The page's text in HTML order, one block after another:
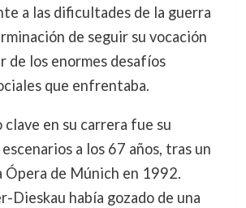
a las dificultades de la guerra
de seguir su vocación
de los enormes desafíos
que enfrentaba.
en su carrera fue su
a los 67 años, tras un
Ópera de Múnich en 1992.
Dieskau había gozado de una